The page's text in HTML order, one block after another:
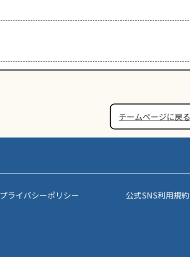
チームページに戻る
プライバシーポリシー
公式SNS利用規約